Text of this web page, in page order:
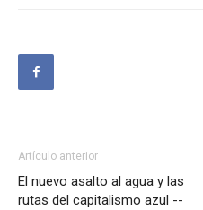
Artículo anterior
El nuevo asalto al agua y las
rutas del capitalismo azul --